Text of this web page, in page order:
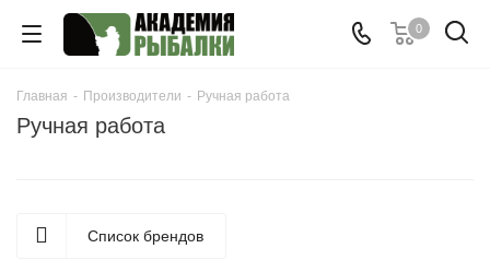
0
Главная - Производители - Ручная работа
Ручная работа
Список брендов